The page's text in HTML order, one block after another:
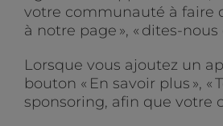
votre communauté à faire
à notre page », « dites-
Lorsque vous ajoutez un
bouton « En savoir plus »,
sponsoring, afin que votre